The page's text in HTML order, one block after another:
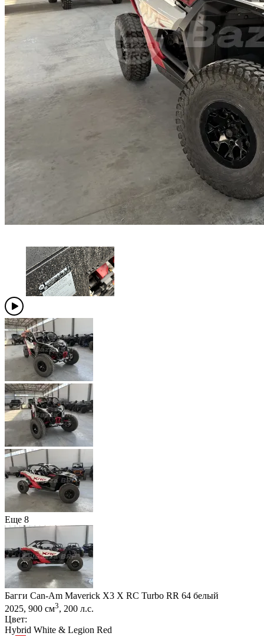
Еще 8
Багги Can-Am Maverick X3 X RC Turbo RR 64 белый
2025, 900 см3, 200 л.с.
Цвет:
Hybrid White & Legion Red